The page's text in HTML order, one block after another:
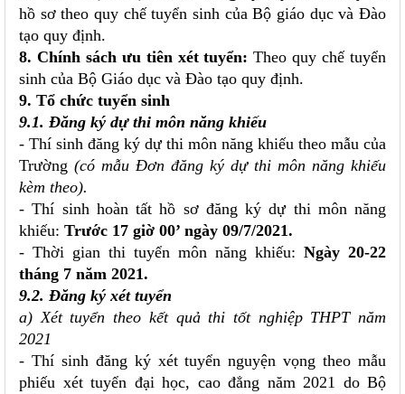
hồ sơ theo quy chế tuyển sinh của Bộ giáo dục và Đào
tạo quy định.
8. Chính sách ưu tiên xét tuyển: Theo quy chế tuyển
sinh của Bộ Giáo dục và Đào tạo quy định.
9. Tổ chức tuyển sinh
9.1. Đăng ký dự thi môn năng khiếu
- Thí sinh đăng ký dự thi môn năng khiếu theo mẫu của
Trường (có mẫu Đơn đăng ký dự thi môn năng khiếu
kèm theo).
- Thí sinh hoàn tất hồ sơ đăng ký dự thi môn năng
khiếu: Trước 17 giờ 00’ ngày 09/7/2021.
- Thời gian thi tuyển môn năng khiếu: Ngày 20-22
tháng 7 năm 2021.
9.2. Đăng ký xét tuyển
a) Xét tuyển theo kết quả thi tốt nghiệp THPT năm
2021
- Thí sinh đăng ký xét tuyển nguyện vọng theo mẫu
phiếu xét tuyển đại học, cao đẳng năm 2021 do Bộ